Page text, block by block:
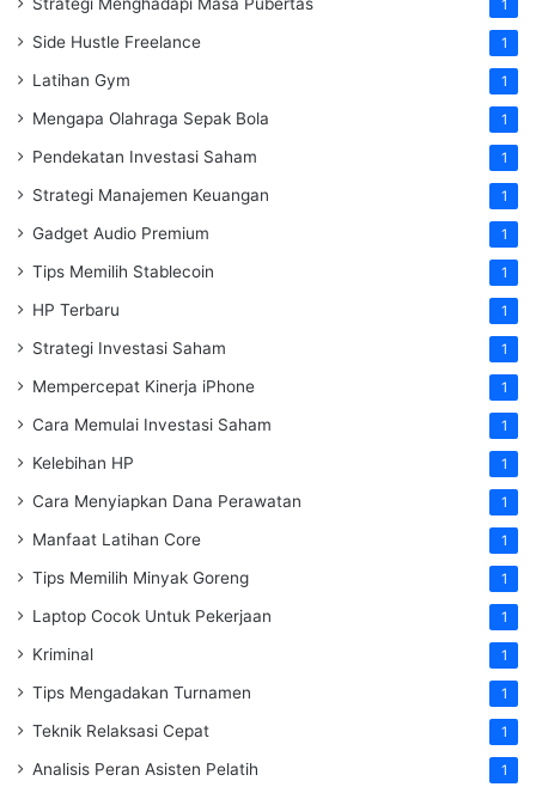
1
Side Hustle Freelance 1
Latihan Gym 1
Mengapa Olahraga Sepak Bola 1
Pendekatan Investasi Saham 1
Strategi Manajemen Keuangan 1
Gadget Audio Premium 1
Tips Memilih Stablecoin 1
HP Terbaru 1
Strategi Investasi Saham 1
Mempercepat Kinerja iPhone 1
Cara Memulai Investasi Saham 1
Kelebihan HP 1
Cara Menyiapkan Dana Perawatan 1
Manfaat Latihan Core 1
Tips Memilih Minyak Goreng 1
Laptop Cocok Untuk Pekerjaan 1
Kriminal 1
Tips Mengadakan Turnamen 1
Teknik Relaksasi Cepat 1
Analisis Peran Asisten Pelatih 1